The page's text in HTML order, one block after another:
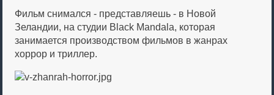
Фильм снимался - представляешь - в Новой
Зеландии, на студии Black Mandala, которая
занимается производством фильмов в жанрах
хоррор и триллер.